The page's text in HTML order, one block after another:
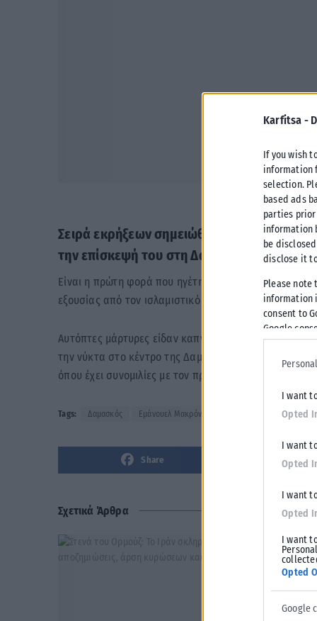
Karfitsa -
If you wish
information
selection.
based ads
parties
information
be
disclose it
Please note
information
consent to
Google
I want
Opted
I want
Opted
I want
Opted
I want
Opted
Google
Σειρά εκρήξεων σημειώθηκε κοντά στο
την επίσκεψή του στη Δαμασκό, σύμφωνα
Είναι η πρώτη φορά που ηγέτης δυτικής δύναμης
εξουσίας από τον ισλαμιστικό συνασπισμό υπό τον
Αυτόπτες μάρτυρες είδαν καπνό να υψώνεται από
την νύκτα στο κέντρο της Δαμασκού και από όπου
όπου έχει συνομιλίες με τον πρόεδρο της Συρίας.
Tags: Δαμασκός Εμάνουελ Μακρόν
Share
Σχετικά Άρθρα